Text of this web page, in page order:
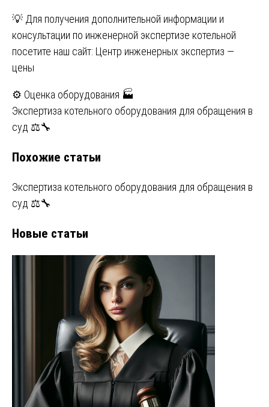
💡 Для получения дополнительной информации и
консультации по инженерной экспертизе котельной
посетите наш сайт: Центр инженерных экспертиз —
цены
Навигация
по
⚙ Оценка оборудования 🏭
Экспертиза котельного оборудования для обращения в
суд ⚖️🔧
Похожие статьи
Экспертиза котельного оборудования для обращения в
суд ⚖️🔧
Новые статьи